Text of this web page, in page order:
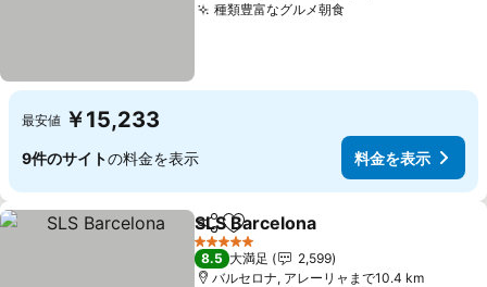
種類豊富なグルメ朝食料金を表示
最安値 ￥15,233
9件のサイトの料金を表示 料金を表示
シェアお気に入りに追加
SLS Barcelona
5 ホテルのランク
8.5 大満足
2,599
バルセロナ, アレーリャまで10.4 km